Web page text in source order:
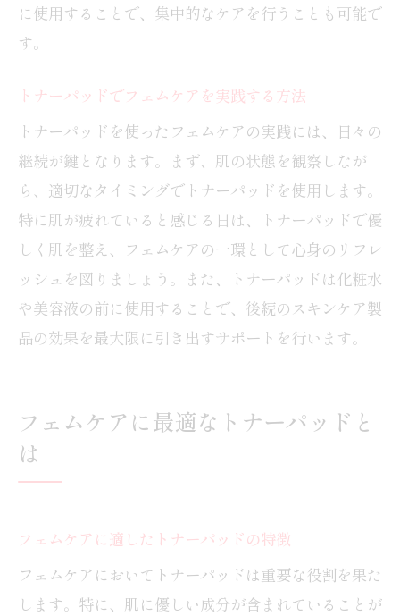
トナーパッド使用で美肌を実現する方法
トナーパッドの頻度と効果的な使い方
トナーパッドを効果的に使用する頻度
は？
フェムケアにおけるトナーパッドの使い
方
最適なトナーパッドの使用頻度ガイド
トナーパッド使用で美肌を得る頻度
トナーパッド使用頻度を見直すポイント
に使用することで、集中的なケアを行うことも可能で
す。
トナーパッドでフェムケアを実践する方法
トナーパッドを使ったフェムケアの実践には、日々の
継続が鍵となります。まず、肌の状態を観察しなが
ら、適切なタイミングでトナーパッドを使用します。
特に肌が疲れていると感じる日は、トナーパッドで優
しく肌を整え、フェムケアの一環として心身のリフレ
ッシュを図りましょう。また、トナーパッドは化粧水
や美容液の前に使用することで、後続のスキンケア製
品の効果を最大限に引き出すサポートを行います。
フェムケアに最適なトナーパッドと
は
フェムケアに適したトナーパッドの特徴
フェムケアにおいてトナーパッドは重要な役割を果た
します。特に、肌に優しい成分が含まれていることが